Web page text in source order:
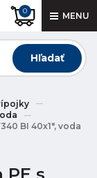
0 MENU
Hľadať
BI 40x1", voda